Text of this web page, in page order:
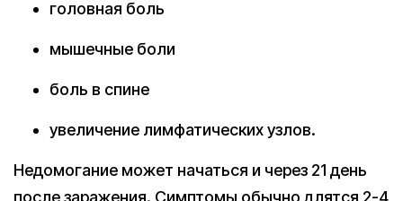
головная боль
мышечные боли
боль в спине
увеличение лимфатических узлов.
Недомогание может начаться и через 21 день